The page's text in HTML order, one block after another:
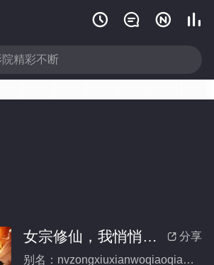
   
 分享
女宗修仙，我悄悄成大帝(全集)
别名：nvzongxiuxianwoqiaoqiaochengdadi